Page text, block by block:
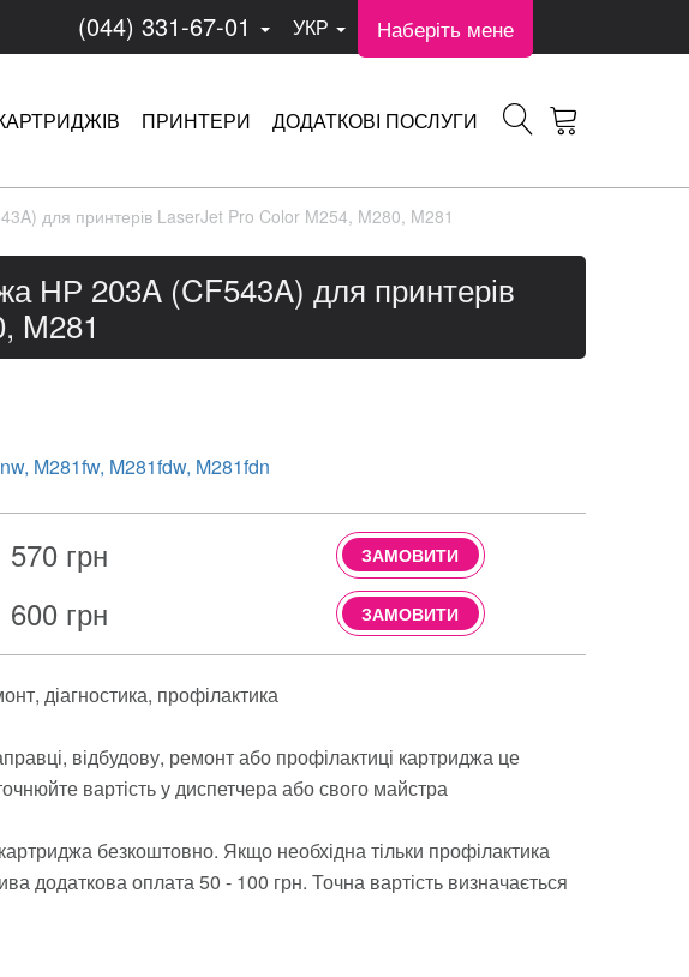
(044) 331-67-01 УКР Наберіть мене
ПРИНТЕРИ ДОДАТКОВІ ПОСЛУГИ
для принтерів LaserJet Pro Color M254, M280, M281
НР 203A (CF543A) для принтерів
M281
M281fw, M281fdw, M281fdn
570 грн ЗАМОВИТИ
600 грн ЗАМОВИТИ
діагностика профілактика
відбудову, ремонт або профілактиці картриджа це
вартість у диспетчера або свого майстра
безкоштовно. Якщо необхідна тільки профілактика
додаткова оплата 50 - 100 грн. Точна вартість визначається